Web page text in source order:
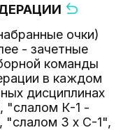
очки)
- зачетные
команды
в каждом
дисциплинах
"слалом К-1 -
"слалом 3 x С-1",